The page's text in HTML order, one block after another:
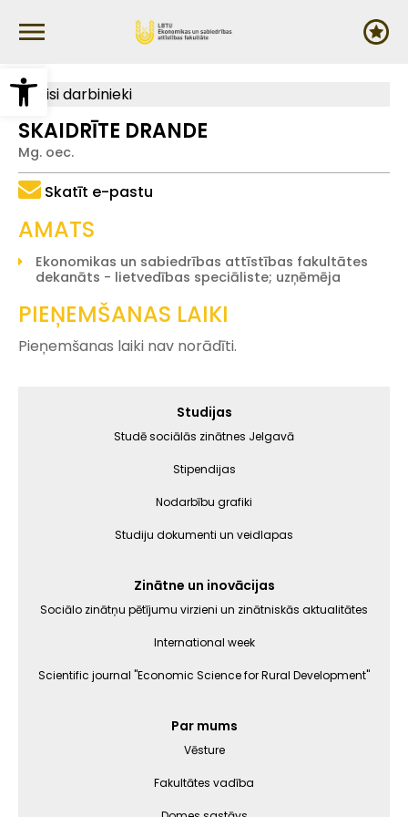
Open toolbar
galveno
Visi darbinieki
SKAIDRĪTE DRANDE
Mg. oec.
Skatīt e-pastu
AMATS
Ekonomikas un sabiedrības attīstības fakultātes
dekanāts - lietvedības speciāliste; uzņēmēja
PIEŅEMŠANAS LAIKI
Pieņemšanas laiki nav norādīti.
Studijas
Studē sociālās zinātnes Jelgavā
Stipendijas
Nodarbību grafiki
Studiju dokumenti un veidlapas
Zinātne un inovācijas
Sociālo zinātņu pētījumu virzieni un zinātniskās aktualitātes
International week
Scientific journal "Economic Science for Rural Development"
Par mums
Vēsture
Fakultātes vadība